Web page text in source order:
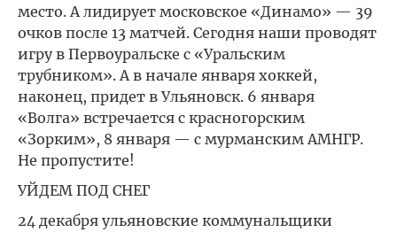
место. А лидирует московское «Динамо» — 39
очков после 13 матчей. Сегодня наши проводят
игру в Первоуральске с «Уральским
трубником». А в начале января хоккей,
наконец, придет в Ульяновск. 6 января
«Волга» встречается с красногорским
«Зорким», 8 января — с мурманским АМНГР.
Не пропустите!
УЙДЕМ ПОД СНЕГ
24 декабря ульяновские коммунальщики